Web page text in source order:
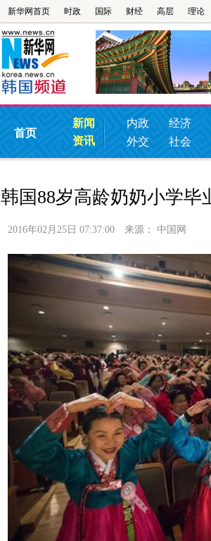
新华网首页 时政 国际 财经 高层 理论
首页
新闻
资讯
内政 经济
外交
社会
韩国88岁高龄奶奶小学毕
2016年02月25日 07:37:00 来源： 中国网